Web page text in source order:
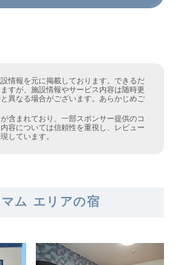
情報を元に掲載しております。できるだ
すが、施設情報やサービス内容は随時更
異なる場合がございます。あらかじめご
含まれており、一部スポンサー提供のコ
容については信頼性を重視し、レビュー
しています。
ム エリアの宿